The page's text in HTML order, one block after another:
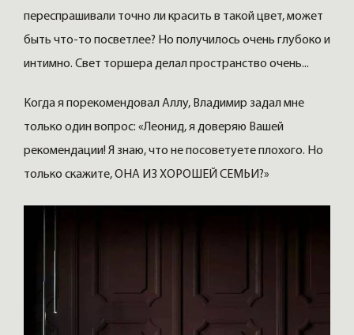
переспрашивали точно ли красить в такой цвет, может
быть что-то посветлее? Но получилось очень глубоко и
интимно. Свет торшера делал пространство очень...
Когда я порекомендовал Аллу, Владимир задал мне
только один вопрос: «Леонид, я доверяю Вашей
рекомендации! Я знаю, что не посоветуете плохого. Но
только скажите, ОНА ИЗ ХОРОШЕЙ СЕМЬИ?»